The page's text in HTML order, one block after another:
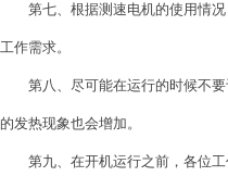
第七、根据测速电机的使用情况
工作需求。
第八、尽可能在运行的时候不要
的发热现象也会增加。
第九、在开机运行之前，各位工